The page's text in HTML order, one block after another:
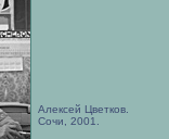
Алексей Цветков.
Сочи, 2001.